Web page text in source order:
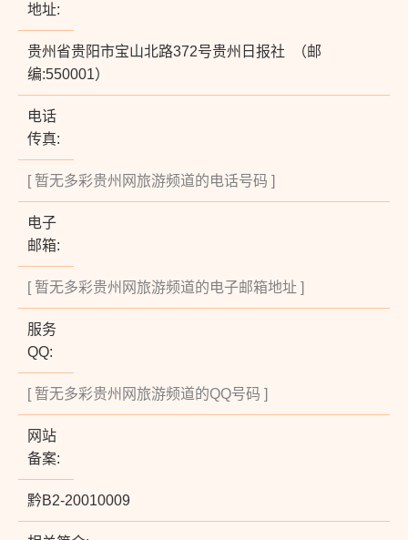
地址:
贵州省贵阳市宝山北路372号贵州日报社 （邮
编:550001）
电话
传真:
[ 暂无多彩贵州网旅游频道的电话号码 ]
电子
邮箱:
[ 暂无多彩贵州网旅游频道的电子邮箱地址 ]
服务
QQ:
[ 暂无多彩贵州网旅游频道的QQ号码 ]
网站
备案:
黔B2-20010009